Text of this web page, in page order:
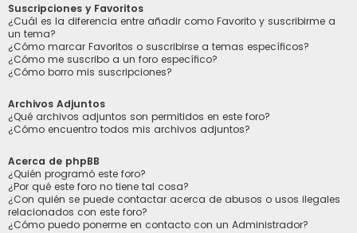
Suscripciones y Favoritos
¿Cuál es la diferencia entre añadir como Favorito y suscribirme a
un tema?
¿Cómo marcar Favoritos o suscribirse a temas específicos?
¿Cómo me suscribo a un foro específico?
¿Cómo borro mis suscripciones?
Archivos Adjuntos
¿Qué archivos adjuntos son permitidos en este foro?
¿Cómo encuentro todos mis archivos adjuntos?
Acerca de phpBB
¿Quién programó este foro?
¿Por qué este foro no tiene tal cosa?
¿Con quién se puede contactar acerca de abusos o usos ilegales
relacionados con este foro?
¿Cómo puedo ponerme en contacto con un Administrador?